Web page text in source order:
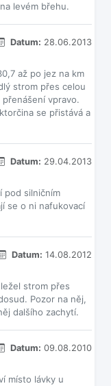
Datum: 28.06.2013
až po jez na km
strom přes celou
vpravo.
se přistává a
Datum: 29.04.2013
pod silničním
se o ni nafukovací
Datum: 14.08.2012
strom přes
Pozor na něj,
Datum: 09.08.2010
místo lávky u